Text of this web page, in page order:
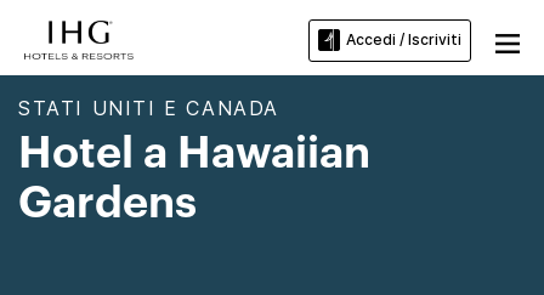
Accedi / Iscriviti
STATI UNITI E CANADA
Hotel a Hawaiian
Gardens